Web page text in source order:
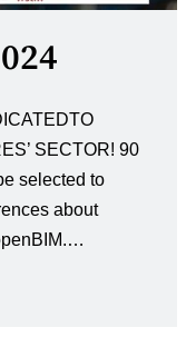
SECTOR! 90
selected to
about